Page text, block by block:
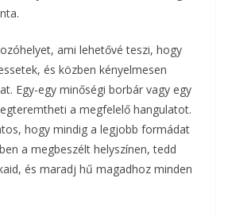
ami lehetővé teszi, hogy
és közben kényelmesen
Egy-egy minőségi borbár vagy egy
a megfelelő hangulatot.
hogy mindig a legjobb formádat
a megbeszélt helyszínen, tedd
és maradj hű magadhoz minden